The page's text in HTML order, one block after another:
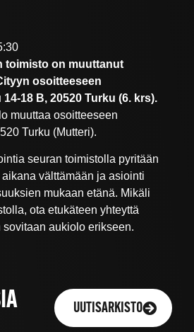
toimisto on muuttanut
osoitteeseen
18 B, 20520 Turku (6. krs).
muuttaa osoitteeseen
Turku (Mutteri).
seuran toimistolla pyritään
välttämään ja asiointi
mukaan etänä. Mikäli
ota etukäteen yhteyttä
aukiolo erikseen.
UUTISARKISTO